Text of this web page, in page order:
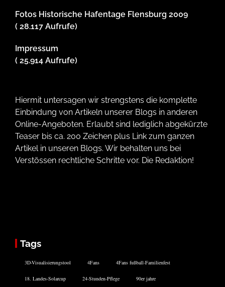
Fotos Historische Hafentage Flensburg 2009
( 28.117 Aufrufe)
Impressum
( 25.914 Aufrufe)
Hiermit untersagen wir strengstens die komplette
Einbindung von Artikeln unserer Blogs in anderen
Online-Angeboten. Erlaubt sind lediglich abgekürzte
Teaser bis ca. 200 Zeichen plus Link zum ganzen
Artikel in unseren Blogs. Wir behalten uns bei
Verstössen rechtliche Schritte vor. Die Redaktion!
Tags
3D-Visualisierungstool 4Fans 4Fans fußball-Familienfest
18. Landes-Solarcup 24-Stunden-Pflege 90er jahre